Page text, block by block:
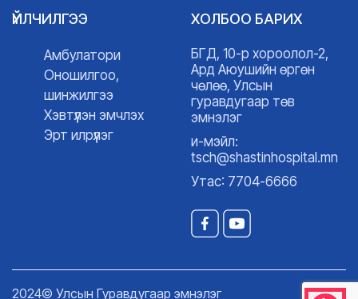
ҮЙЛЧИЛГЭЭ
Амбулатори
Оношилгоо,
шинжилгээ
Хэвтүүлэн эмчлэх
Эрт илрүүлэг
ХОЛБОО БАРИХ
БГД, 10-р хороолол-2,
Ард Аюушийн өргөн
чөлөө, Улсын
гуравдугаар төв
эмнэлэг
и-мэйл:
tsch@shastinhospital.mn
Утас: 7704-6666
2024© Улсын Гуравдугаар эмнэлэг